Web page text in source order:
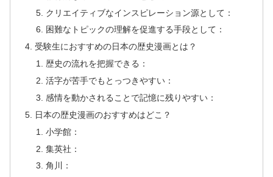
クリエイティブなインスピレーション源として：
困難なトピックの理解を促進する手段として：
受験生におすすめの日本の歴史漫画とは？
歴史の流れを把握できる：
活字が苦手でもとっつきやすい：
感情を動かされることで記憶に残りやすい：
日本の歴史漫画のおすすめはどこ？
小学館：
集英社：
角川：